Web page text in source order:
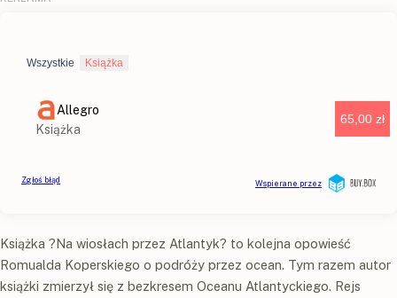
Książka ?Na wiosłach przez Atlantyk? to kolejna opowieść
Romualda Koperskiego o podróży przez ocean. Tym razem autor
książki zmierzył się z bezkresem Oceanu Atlantyckiego. Rejs